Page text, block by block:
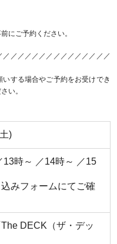
にご予約ください。
／／／／／／／／／／／／／／
する場合やご予約をお受けでき
い。
)
13時～ ／14時～ ／15
みフォームにてご確
DECK（ザ・デッ